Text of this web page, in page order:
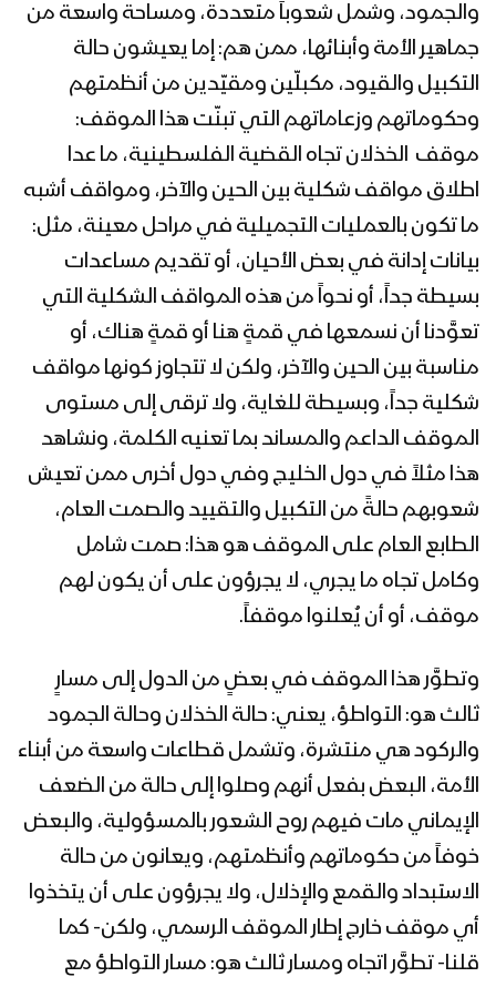
استعراض لوحدات من القوات البحرية في
ساحل الحديدة بمناسبة يوم القدس
العالمي – 1444
الجوف – رسائل المجاهدين المرابطين في
جبهات الجوف بمناسبة يوم القدس
العالمي – 1444هـ
كليب القدسُ عاصمة السماء – عبدالسلام
القحوم & علي العطار 1443هـ
بمشاركة فصائل المقاومة الفلسطينية
اليمن تحيي يوم القدس العالمي بمسيرات
حاشدة في 13 محافظة.. وتؤكد: “مصير
الكيان الإسرائيلي الموقّت إلى زوال”
مأرب – رسائل ومقابلات مع المجاهدين
بمناسبة يوم القدس العالمي
تعز – مقابلات مع ابطال الجيش و اللجان
الشعبية من المحور الغربي بمناسبة يوم
الجوف – رسائل المجاهدين من جبهة
المرازيق بمناسبة يوم القدس العالمي
عسير – رسائل المجاهدين من جبهات عسير
بمناسبة يوم القدس العالمي 1443هـ
تعز – رسائل ومقابلات مع المجاهدين
بمناسبة يوم القدس العالمي
والجمود، وشمل شعوباً متعددة، ومساحة واسعة من
جماهير الأمة وأبنائها، ممن هم: إما يعيشون حالة
التكبيل والقيود، مكبلّين ومقيّدين من أنظمتهم
وحكوماتهم وزعاماتهم التي تبنّت هذا الموقف:
موقف الخذلان تجاه القضية الفلسطينية، ما عدا
اطلاق مواقف شكلية بين الحين والآخر، ومواقف أشبه
ما تكون بالعمليات التجميلية في مراحل معينة، مثل:
بيانات إدانة في بعض الأحيان، أو تقديم مساعدات
بسيطة جداً، أو نحواً من هذه المواقف الشكلية التي
تعوَّدنا أن نسمعها في قمةٍ هنا أو قمةٍ هناك، أو
مناسبة بين الحين والآخر، ولكن لا تتجاوز كونها مواقف
شكلية جداً، وبسيطة للغاية، ولا ترقى إلى مستوى
الموقف الداعم والمساند بما تعنيه الكلمة، ونشاهد
هذا مثلاً في دول الخليج وفي دول أخرى ممن تعيش
شعوبهم حالةً من التكبيل والتقييد والصمت العام،
الطابع العام على الموقف هو هذا: صمت شامل
وكامل تجاه ما يجري، لا يجرؤون على أن يكون لهم
موقف، أو أن يُعلنوا موقفاً.
وتطوَّر هذا الموقف في بعضٍ من الدول إلى مسارٍ
ثالث هو: التواطؤ، يعني: حالة الخذلان وحالة الجمود
والركود هي منتشرة، وتشمل قطاعات واسعة من أبناء
الأمة، البعض بفعل أنهم وصلوا إلى حالة من الضعف
الإيماني مات فيهم روح الشعور بالمسؤولية، والبعض
خوفاً من حكوماتهم وأنظمتهم، ويعانون من حالة
الاستبداد والقمع والإذلال، ولا يجرؤون على أن يتخذوا
أي موقف خارج إطار الموقف الرسمي، ولكن- كما
قلنا- تطوَّر اتجاه ومسار ثالث هو: مسار التواطؤ مع